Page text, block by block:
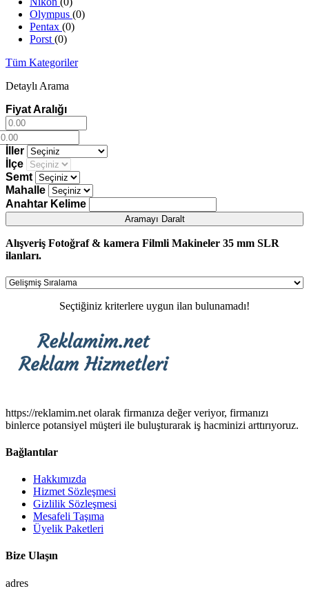
Olympus (0)
Pentax (0)
Porst (0)
Revue(0)
Rolleiflex
Sony(0)
Zenit(0)
Zorki(0)
Tüm Kategoriler
Detaylı Arama
Fiyat Aralığı
İller
İlçe
Semt
Mahalle
Anahtar Kelime
Aramayı Daralt
Alışveriş Fotoğraf & kamera Filmli Makineler 35 mm SLR
ilanları.
Seçtiğiniz kriterlere uygun ilan bulunamadı!
https://reklamim.net olarak firmanıza değer veriyor, firmanızı
binlerce potansiyel müşteri ile buluşturarak iş hacminizi arttırıyoruz.
Bağlantılar
Hakkımızda
Hizmet Sözleşmesi
Gizlilik Sözleşmesi
Mesafeli Taşıma
Üyelik Paketleri
Bize Ulaşın
adres